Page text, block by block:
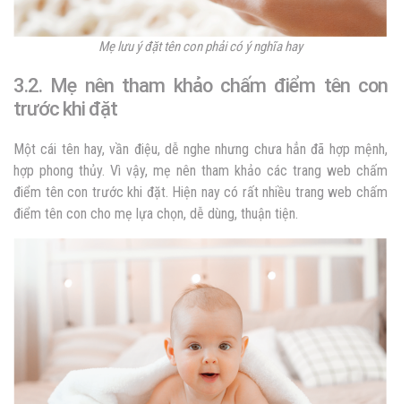
Mẹ lưu ý đặt tên con phải có ý nghĩa hay
3.2. Mẹ nên tham khảo chấm điểm tên con
trước khi đặt
Một cái tên hay, vần điệu, dễ nghe nhưng chưa hẳn đã hợp mệnh,
hợp phong thủy. Vì vậy, mẹ nên tham khảo các trang web chấm
điểm tên con trước khi đặt. Hiện nay có rất nhiều trang web chấm
điểm tên con cho mẹ lựa chọn, dễ dùng, thuận tiện.